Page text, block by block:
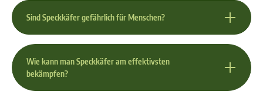
Sind Speckkäfer gefährlich für Menschen?
Wie kann man Speckkäfer am effektivsten
bekämpfen?